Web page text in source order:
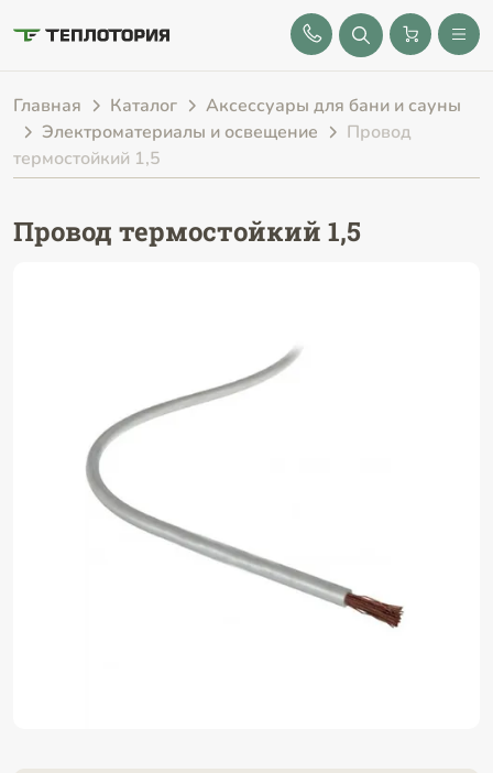
8 (843) 212-25-32
Главная Каталог
Аксессуары для бани и сауны
Электроматериалы и освещение
Провод
термостойкий 1,5
Провод термостойкий 1,5